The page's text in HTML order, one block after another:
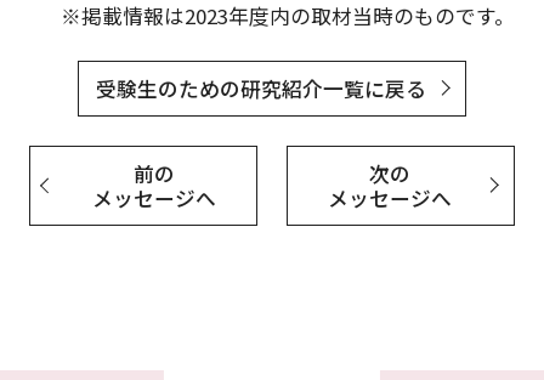
※掲載情報は2023年度内の取材当時のものです。
受験生のための研究紹介一覧に戻る
前の
メッセージへ
次の
メッセージへ